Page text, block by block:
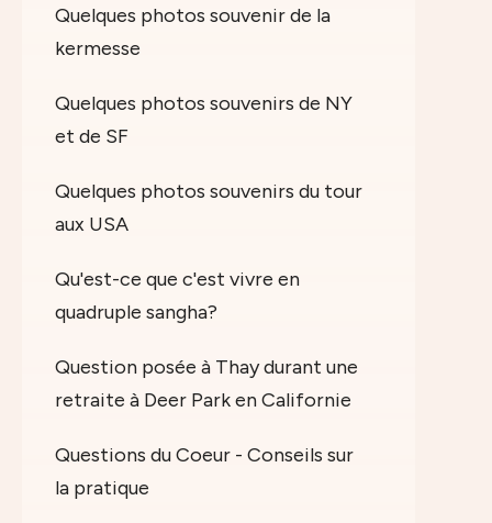
Quelques photos souvenir de la
kermesse
Quelques photos souvenirs de NY
et de SF
Quelques photos souvenirs du tour
aux USA
Qu'est-ce que c'est vivre en
quadruple sangha?
Question posée à Thay durant une
retraite à Deer Park en Californie
Questions du Coeur - Conseils sur
la pratique